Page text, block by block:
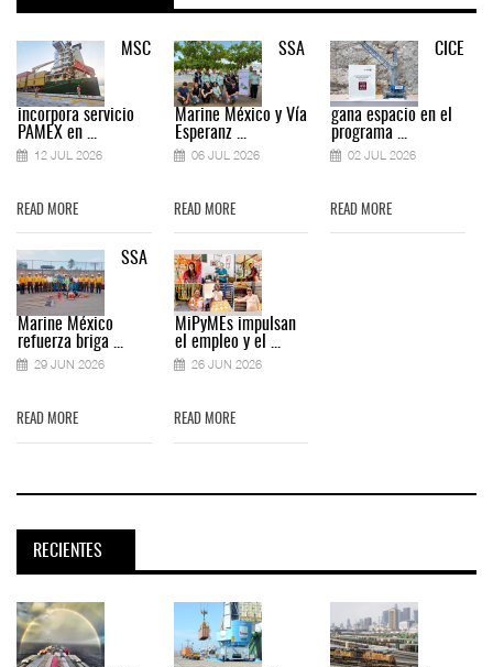
MSC
incorpora servicio
PAMEX en ...
12 JUL 2026
READ MORE
SSA
Marine México
refuerza briga ...
29 JUN 2026
READ MORE
SSA
Marine México y Vía
Esperanz ...
06 JUL 2026
READ MORE
MiPyMEs impulsan
el empleo y el ...
26 JUN 2026
READ MORE
CICE
gana espacio en el
programa ...
02 JUL 2026
READ MORE
RECIENTES